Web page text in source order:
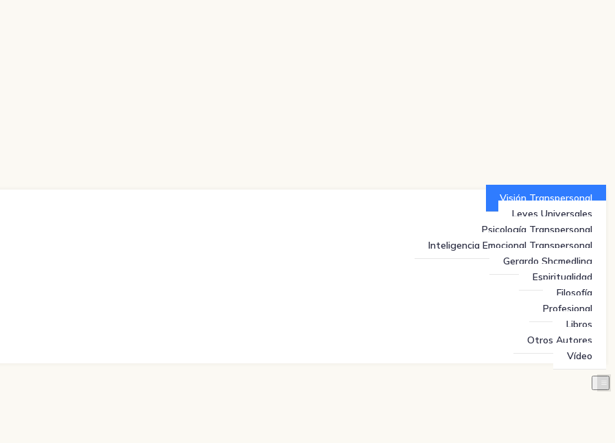
Visión Transpersonal
Leyes Universales
Psicología Transpersonal
Inteligencia Emocional Transpersonal
Gerardo Shcmedling
Espiritualidad
Filosofía
Profesional
Libros
Otros Autores
Vídeo